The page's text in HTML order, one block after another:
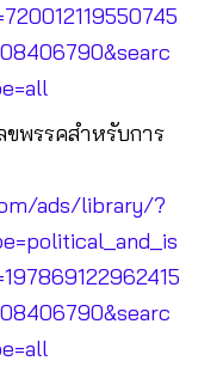
พรรคสำหรับการ
ads/library/?